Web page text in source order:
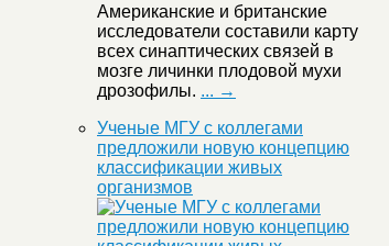
Американские и британские
исследователи составили карту
всех синаптических связей в
мозге личинки плодовой мухи
дрозофилы. ... →
Ученые МГУ с коллегами
предложили новую концепцию
классификации живых
организмов